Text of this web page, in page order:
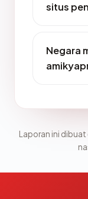
situs
Negara
Laporan ini